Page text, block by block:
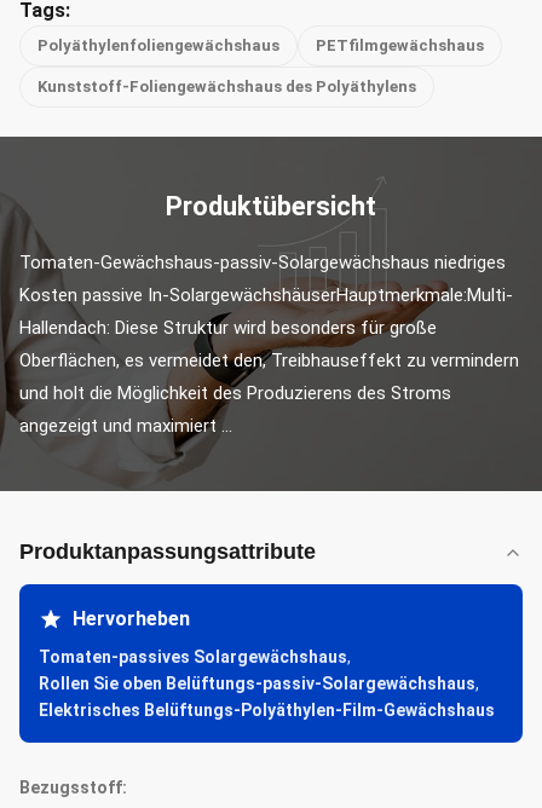
Tags:
Polyäthylenfoliengewächshaus PETfilmgewächshaus
Kunststoff-Foliengewächshaus des Polyäthylens
Produktübersicht
Tomaten-Gewächshaus-passiv-Solargewächshaus niedriges
Kosten passive In-SolargewächshäuserHauptmerkmale:Multi-
Hallendach: Diese Struktur wird besonders für große
Oberflächen, es vermeidet den, Treibhauseffekt zu vermindern
und holt die Möglichkeit des Produzierens des Stroms
angezeigt und maximiert ...
Produktanpassungsattribute
Hervorheben
Tomaten-passives Solargewächshaus,
Rollen Sie oben Belüftungs-passiv-Solargewächshaus,
Elektrisches Belüftungs-Polyäthylen-Film-Gewächshaus
Bezugsstoff: